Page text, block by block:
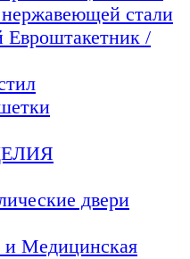
стали
Евроштакетник /
двери
и Медицинская